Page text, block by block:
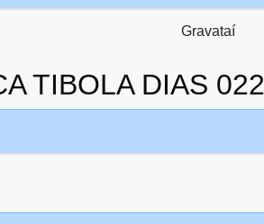
Gravataí
TIBOLA DIAS